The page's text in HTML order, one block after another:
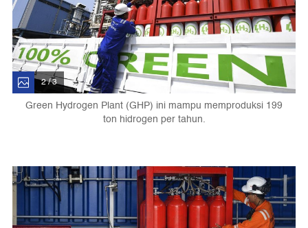
2 / 3
Green Hydrogen Plant (GHP) ini mampu memproduksi 199
ton hidrogen per tahun.